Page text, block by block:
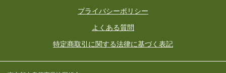
プライバシーポリシー
よくある質問
特定商取引に関する法律に基づく表記